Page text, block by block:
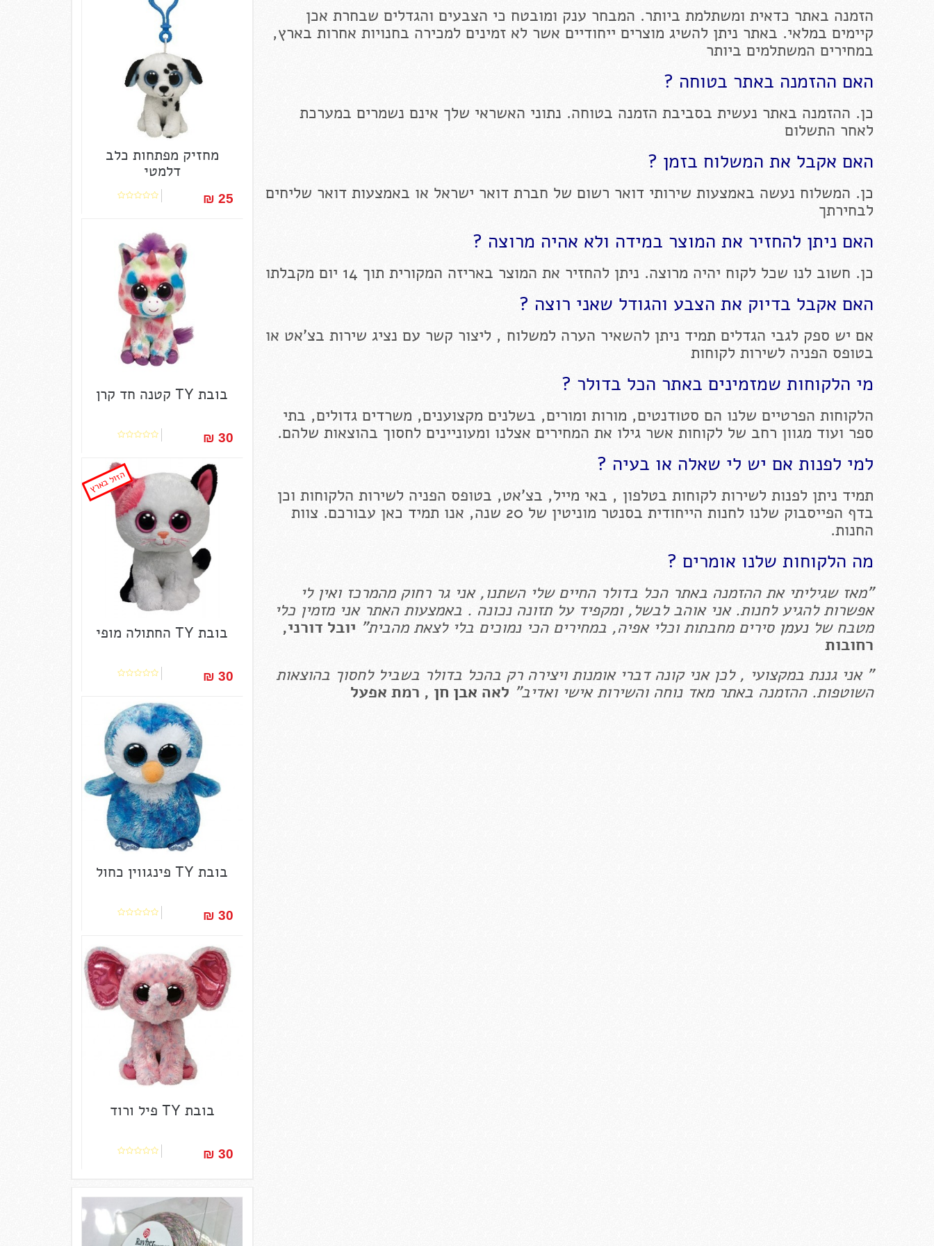
מחזיק מפתחות כלב
דלמטי
25 ₪‎
בובת TY קטנה חד קרן
30 ₪‎
הזול בארץ
בובת TY החתולה מופי
30 ₪‎
בובת TY פינגווין כחול
30 ₪‎
בובת TY פיל ורוד
30 ₪‎
הזמנה באתר כדאית ומשתלמת ביותר. המבחר ענק ומובטח כי הצבעים והגדלים שבחרת אכן
קיימים במלאי. באתר ניתן להשיג מוצרים ייחודיים אשר לא זמינים למכירה בחנויות אחרות בארץ,
במחירים המשתלמים ביותר
האם ההזמנה באתר בטוחה ?
כן. ההזמנה באתר נעשית בסביבת הזמנה בטוחה. נתוני האשראי שלך אינם נשמרים במערכת
לאחר התשלום
האם אקבל את המשלוח בזמן ?
כן. המשלוח נעשה באמצעות שירותי דואר רשום של חברת דואר ישראל או באמצעות דואר שליחים
לבחירתך
האם ניתן להחזיר את המוצר במידה ולא אהיה מרוצה ?
כן. חשוב לנו שכל לקוח יהיה מרוצה. ניתן להחזיר את המוצר באריזה המקורית תוך 14 יום מקבלתו
האם אקבל בדיוק את הצבע והגודל שאני רוצה ?
אם יש ספק לגבי הגדלים תמיד ניתן להשאיר הערה למשלוח , ליצור קשר עם נציג שירות בצ'אט או
בטופס הפניה לשירות לקוחות
מי הלקוחות שמזמינים באתר הכל בדולר ?
הלקוחות הפרטיים שלנו הם סטודנטים, מורות ומורים, בשלנים מקצוענים, משרדים גדולים, בתי
ספר ועוד מגוון רחב של לקוחות אשר גילו את המחירים אצלנו ומעוניינים לחסוך בהוצאות שלהם.
למי לפנות אם יש לי שאלה או בעיה ?
תמיד ניתן לפנות לשירות לקוחות בטלפון , באי מייל, בצ'אט, בטופס הפניה לשירות הלקוחות וכן
בדף הפייסבוק שלנו לחנות הייחודית בסנטר מוניטין של 20 שנה, אנו תמיד כאן עבורכם. צוות
החנות.
מה הלקוחות שלנו אומרים ?
"מאז שגיליתי את ההזמנה באתר הכל בדולר החיים שלי השתנו, אני גר רחוק מהמרכז ואין לי
אפשרות להגיע לחנות. אני אוהב לבשל, ומקפיד על תזונה נכונה . באמצעות האתר אני מזמין כלי
מטבח שלנעמןסירים מחבתות וכלי אפיה, במחירים הכי נמוכים בלי לצאת מהבית" יובל דורני,
רחובות
" אני גננת במקצועי , לכן אני קונה דברי אומנות ויצירה רק בהכל בדולר בשביל לחסוך בהוצאות
השוטפות. ההזמנה באתר מאד נוחה והשירות אישי ואדיב" לאה אבן חן , רמת אפעל